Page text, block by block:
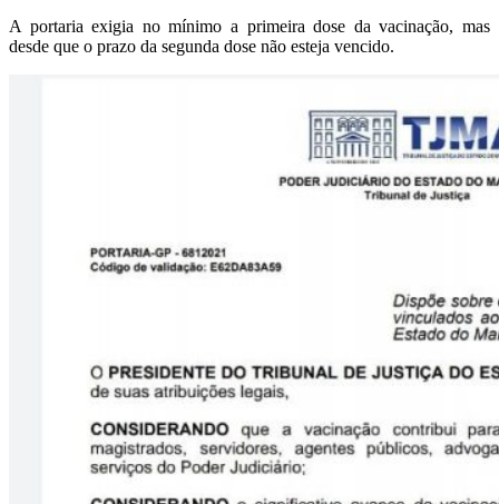
A portaria exigia no mínimo a primeira dose da vacinação, mas
desde que o prazo da segunda dose não esteja vencido.